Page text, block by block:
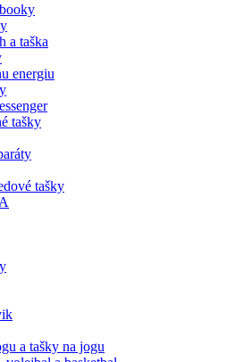
a taška
energiu
tašky
tašky
a tašky na jogu